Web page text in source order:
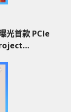
光首款 PCIe